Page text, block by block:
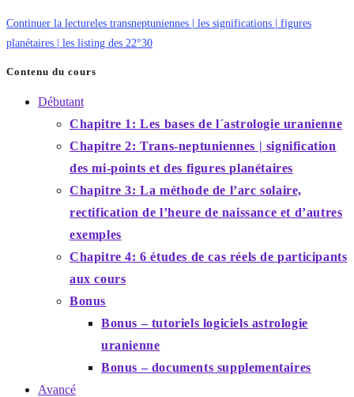
Continuer la lectureles transneptuniennes | les significations | figures
planétaires | les listing des 22°30
Contenu du cours
Débutant
Chapitre 1: Les bases de l´astrologie uranienne
Chapitre 2: Trans-neptuniennes | signification
des mi-points et des figures planétaires
Chapitre 3: La méthode de l’arc solaire,
rectification de l’heure de naissance et d’autres
exemples
Chapitre 4: 6 études de cas réels de participants
aux cours
Bonus
Bonus – tutoriels logiciels astrologie
uranienne
Bonus – documents supplementaires
Avancé